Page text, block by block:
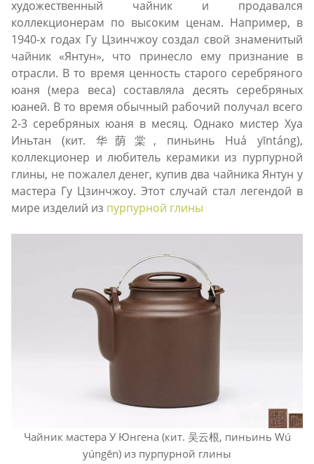
художественный чайник и продавался
коллекционерам по высоким ценам. Например, в
1940-х годах Гу Цзинчжоу создал свой знаменитый
чайник «Янтун», что принесло ему признание в
отрасли. В то время ценность старого серебряного
юаня (мера веса) составляла десять серебряных
юаней. В то время обычный рабочий получал всего
2-3 серебряных юаня в месяц. Однако мистер Хуа
Иньтан (кит. 华荫棠, пиньинь Huá yīntáng),
коллекционер и любитель керамики из пурпурной
глины, не пожалел денег, купив два чайника Янтун у
мастера Гу Цзинчжоу. Этот случай стал легендой в
мире изделий из пурпурной глины
Чайник мастера У Юнгена (кит. 吴云根, пиньинь Wú
yúngēn) из пурпурной глины